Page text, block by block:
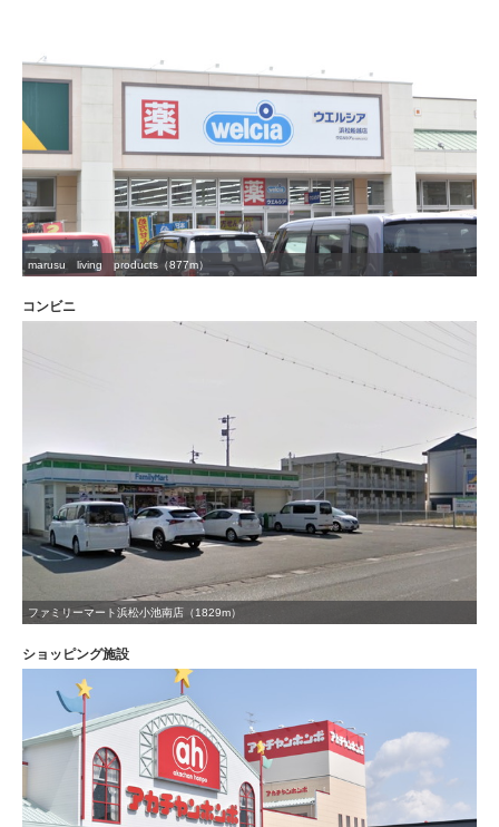
marusu living products（877m）
コンビニ
ファミリーマート浜松小池南店（1829m）
ショッピング施設